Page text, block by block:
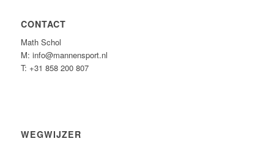
CONTACT
Math Schol
M: info@mannensport.nl
T: +31 858 200 807
WEGWIJZER